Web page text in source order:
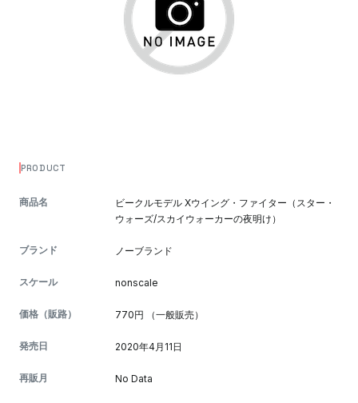
PRODUCT
商品名
ビークルモデル Xウイング・ファイター（スター・
ウォーズ/スカイウォーカーの夜明け）
ブランド ノーブランド
スケール nonscale
価格（販路） 770円 （一般販売）
発売日 2020年4月11日
再販月 No Data